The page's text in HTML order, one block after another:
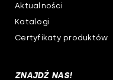
Aktualności
Katalogi
Certyfikaty produktów
ZNAJDŹ NAS!